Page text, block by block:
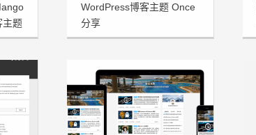
主题
WordPress博客主题 Once
分享